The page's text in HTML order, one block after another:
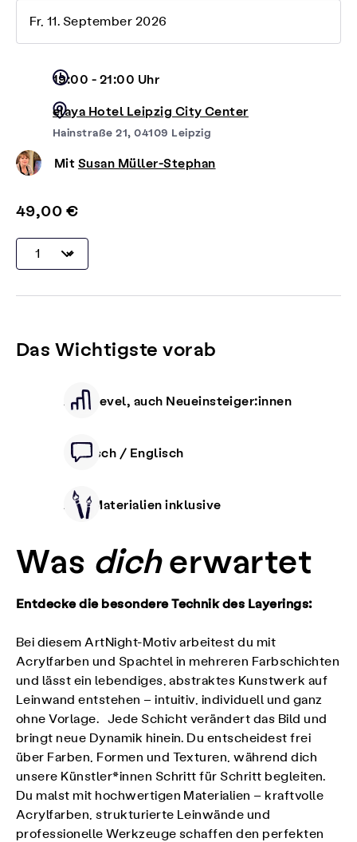
Fr, 11. September 2026
19:00 - 21:00 Uhr
elaya Hotel Leipzig City Center
Hainstraße 21, 04109 Leipzig
Mit Susan Müller-Stephan
49,00 €
Das Wichtigste vorab
Alle Level, auch Neueinsteiger:innen
Deutsch / Englisch
Alle Materialien inklusive
Was dicherwartet
Entdecke die besondere Technik des Layerings:
Bei diesem ArtNight-Motiv arbeitest du mit
Acrylfarben und Spachtel in mehreren Farbschichten
und lässt ein lebendiges, abstraktes Kunstwerk auf
Leinwand entstehen – intuitiv, individuell und ganz
ohne Vorlage. Jede Schicht verändert das Bild und
bringt neue Dynamik hinein. Du entscheidest frei
über Farben, Formen und Texturen, während dich
unsere Künstler*innen Schritt für Schritt begleiten.
Du malst mit hochwertigen Materialien – kraftvolle
Acrylfarben, strukturierte Leinwände und
professionelle Werkzeuge schaffen den perfekten